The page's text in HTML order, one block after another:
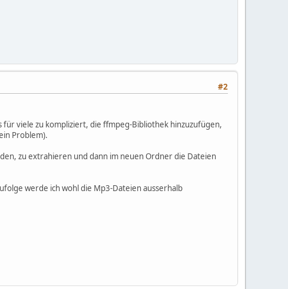
#2
für viele zu kompliziert, die ffmpeg-Bibliothek hinzuzufügen,
Problem).
zu extrahieren und dann im neuen Ordner die Dateien
werde ich wohl die Mp3-Dateien ausserhalb